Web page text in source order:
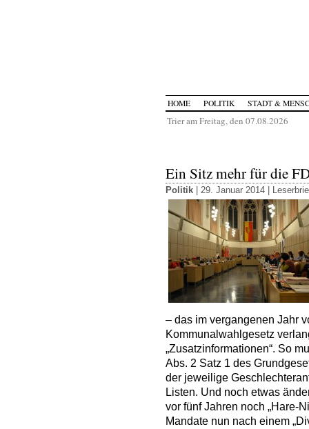
HOME POLITIK STADT &
Trier am Freitag, den 07.08.2026
Ein Sitz mehr für die
Politik | 29. Januar 2014 |
– das im vergangenen Jahr
Kommunalwahlgesetz
„Zusatzinformationen“. So
Abs. 2 Satz 1 des
der jeweilige
Listen. Und noch etwas
vor fünf Jahren noch „Hare-
Mandate nun nach einem